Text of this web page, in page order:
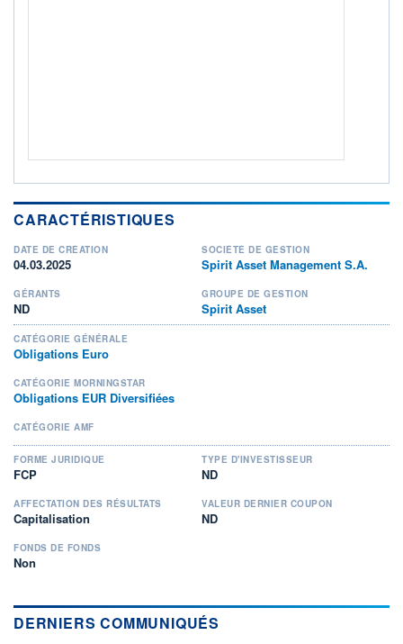
+ PORTEFEUILLE + LISTE
CARACTÉRISTIQUES
DATE DE CRÉATION
04.03.2025
SOCIÉTÉ DE GESTION
Spirit Asset Management S.A.
GÉRANTS
ND
GROUPE DE GESTION
Spirit Asset
CATÉGORIE GÉNÉRALE
Obligations Euro
CATÉGORIE MORNINGSTAR
Obligations EUR Diversifiées
CATÉGORIE AMF
FORME JURIDIQUE
FCP
TYPE D'INVESTISSEUR
ND
AFFECTATION DES RÉSULTATS
Capitalisation
VALEUR DERNIER COUPON
ND
FONDS DE FONDS
Non
DERNIERS COMMUNIQUÉS